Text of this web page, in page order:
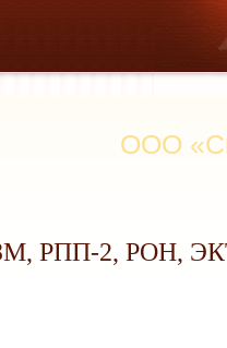
ООО
РПП-2, РОН,